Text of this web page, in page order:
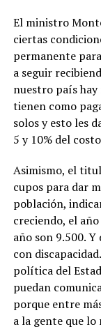
El ministro
ciertas
permanente
a seguir
nuestro país hay
tienen como
solos y esto les
5 y 10% del
Asimismo, el
cupos para dar
población,
creciendo, el
año son 9.500.
con
política del
puedan
porque entre
a la gente que lo